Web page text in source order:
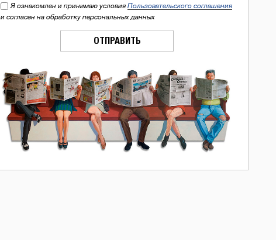
Я ознакомлен и принимаю условия Пользовательского соглашения
и согласен на обработку персональных данных
ОТПРАВИТЬ